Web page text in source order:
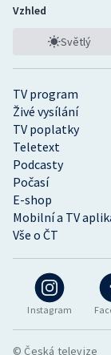
Instagram
TV program
Živé vysílání
TV poplatky
Teletext
Podcasty
Počasí
E-shop
Mobilní a TV
Vše o ČT
Vzhled
Světlý
© Česká televize